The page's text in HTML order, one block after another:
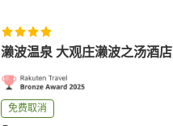
濑波温泉 大观庄濑波之汤酒店
免费取消